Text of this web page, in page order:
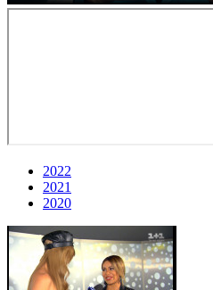
2022
2021
2020